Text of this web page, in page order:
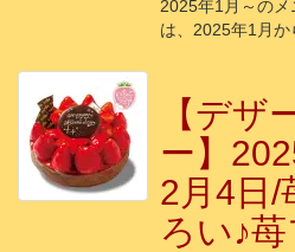
2025年1月～の
は、2025年1月
【デザ
ー】
2月4日/
ろい♪苺